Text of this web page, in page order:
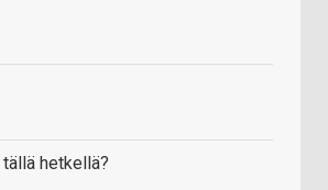
hetkellä?